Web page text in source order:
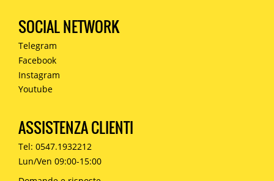
SOCIAL NETWORK
Telegram
Facebook
Instagram
Youtube
ASSISTENZA CLIENTI
Tel: 0547.1932212
Lun/Ven 09:00-15:00